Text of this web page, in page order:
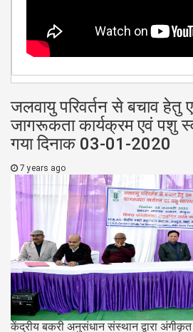
जलवायु परिवर्तन से बचाव हेतु
जागरूकता कार्यक्रम एवं पशु
गया दिनाक 03-01-2020
7 years ago
केंद्रीय बकरी अनुसंधान संस्थान द्वारा